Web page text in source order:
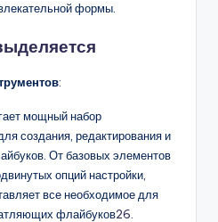
формы.
:
мощный набор
создания, редактирования и
От базовых элементов
опций настройки,
все необходимое для
флайбуков26.